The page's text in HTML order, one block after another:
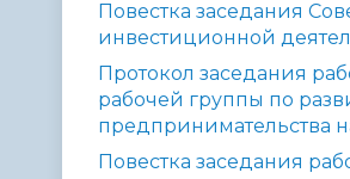
Повестка заседания
инвестиционной
Протокол заседания
рабочей группы по
предпринимательства
Повестка заседания